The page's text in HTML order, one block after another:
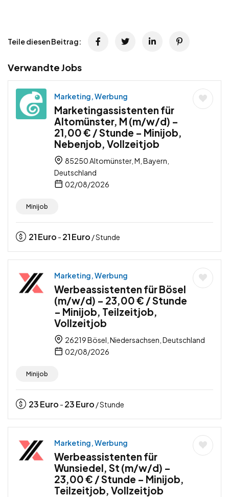
Teile diesen Beitrag:
Verwandte Jobs
Marketing, Werbung
Marketingassistenten für
Altomünster, M (m/w/d) –
21,00 € / Stunde – Minijob,
Nebenjob, Vollzeitjob
85250 Altomünster, M, Bayern,
Deutschland
02/08/2026
Minijob
21Euro - 21Euro / Stunde
Marketing, Werbung
Werbeassistenten für Bösel
(m/w/d) – 23,00 € / Stunde
– Minijob, Teilzeitjob,
Vollzeitjob
26219 Bösel, Niedersachsen, Deutschland
02/08/2026
Minijob
23Euro - 23Euro / Stunde
Marketing, Werbung
Werbeassistenten für
Wunsiedel, St (m/w/d) –
23,00 € / Stunde – Minijob,
Teilzeitjob, Vollzeitjob